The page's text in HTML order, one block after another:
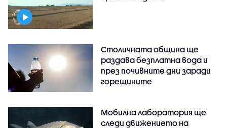
Столичната община ще
раздава безплатна вода и
през почивните дни заради
горещините
Мобилна лаборатория ще
следи движението на